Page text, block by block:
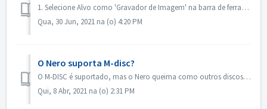
1. Selecione Alvo como 'Gravador de Imagem' na barra de ferramentas. 2. Insira seu disco de origem para dirigir. Clique em Copiar na barra de fer...
Qua, 30 Jun, 2021 na (o) 4:20 PM
O Nero suporta M-disc?
O M-DISC é suportado, mas o Nero queima como outros discos comuns. Não há tratamento especial para isso.
Qui, 8 Abr, 2021 na (o) 2:31 PM